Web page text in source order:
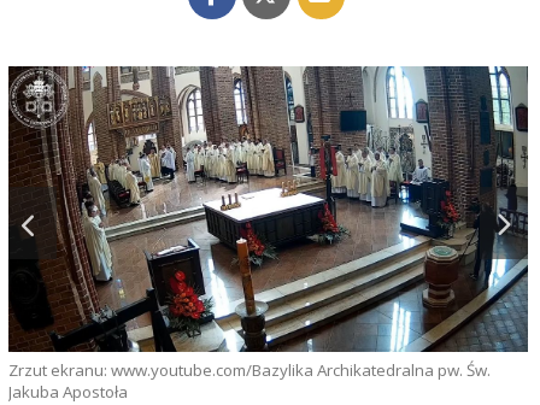
Zrzut ekranu: www.youtube.com/Bazylika Archikatedralna pw. Św.
Jakuba Apostoła